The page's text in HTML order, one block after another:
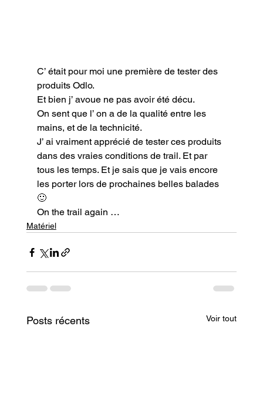
C’ était pour moi une première de tester des
produits Odlo.
Et bien j’ avoue ne pas avoir été décu.
On sent que l’ on a de la qualité entre les
mains, et de la technicité.
J’ ai vraiment apprécié de tester ces produits
dans des vraies conditions de trail. Et par
tous les temps. Et je sais que je vais encore
les porter lors de prochaines belles balades
🙂
On the trail again …
Matériel
Posts récents Voir tout